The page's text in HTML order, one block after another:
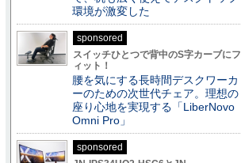
環境が激変した
sponsored
スイッチひとつで背中のS字カーブにフ
ィット！
腰を気にする長時間デスクワーカ
ーのための次世代チェア。理想の
座り心地を実現する「LiberNovo
Omni Pro」
sponsored